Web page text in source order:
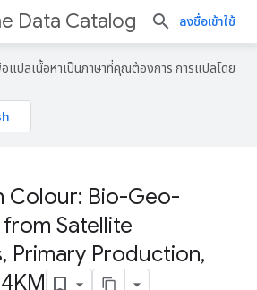
Data Catalog ลงชื่อเข้าใช้
อแปลเนื้อหาเป็นภาษาที่คุณต้องการ การแปลโดย
Colour: Bio-Geo-
from Satellite
, Primary Production,